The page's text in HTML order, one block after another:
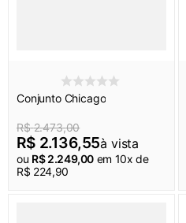
Conjunto Chicago
R$ 2.473,00
R$ 2.136,55à vista
ou R$ 2.249,00 em 10x de
R$ 224,90